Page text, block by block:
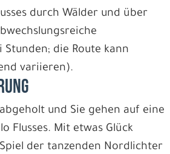
durch Wälder und über
die Route kann
variieren).
und Sie gehen auf eine
Flusses. Mit etwas Glück
der tanzenden Nordlichter